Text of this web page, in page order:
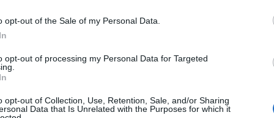
opt-out of the Sale of my Personal Data.
opt-out of processing my Personal Data for Targeted
opt-out of Collection, Use, Retention, Sale, and/or Sharing
Data that Is Unrelated with the Purposes for which it
ad esempio pagare varie tipologie di
multe automobilistiche e pagamento
spedizioni di corrispondenza e pacchi,
effettuare pagamenti e bonifici, monitorare
rinnovata sede al termine degli
una durata di 25 giorni“.